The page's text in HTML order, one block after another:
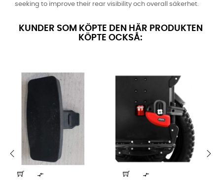
seeking to improve their rear visibility och overall säkerhet.
KUNDER SOM KÖPTE DEN HÄR PRODUKTEN
KÖPTE OCKSÅ:
 